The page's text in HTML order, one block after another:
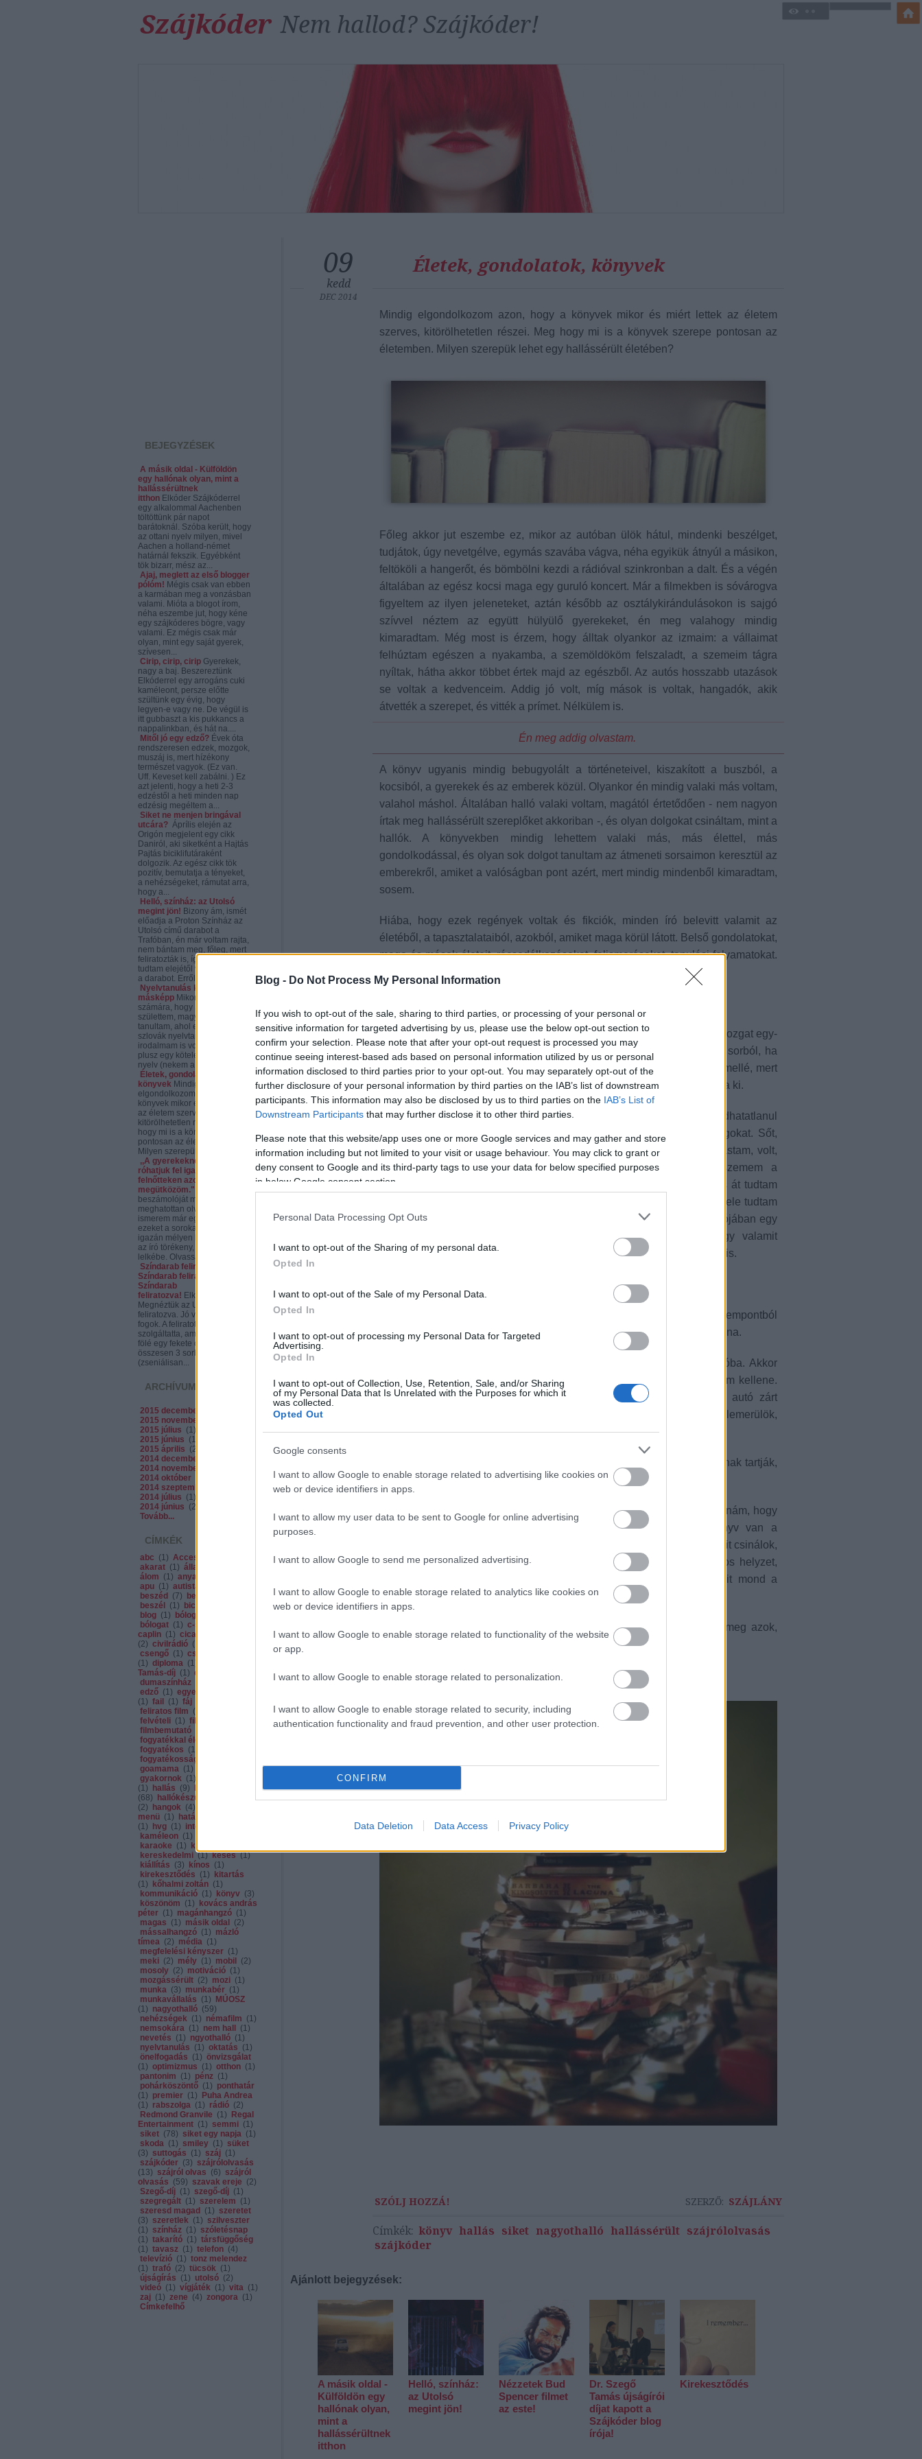
Blog - Do Not Process My Personal Information
If you wish to opt-out of the sale, sharing to third parties, or processing of your personal or
sensitive information for targeted advertising by us, please use the below opt-out section to
confirm your selection. Please note that after your opt-out request is processed you may
continue seeing interest-based ads based on personal information utilized by us or personal
information disclosed to third parties prior to your opt-out. You may separately opt-out of the
further disclosure of your personal information by third parties on the IAB’s list of downstream
participants. This information may also be disclosed by us to third parties on the IAB’s List of
Downstream Participants that may further disclose it to other third parties.
Please note that this website/app uses one or more Google services and may gather and store
information including but not limited to your visit or usage behaviour. You may click to grant or
deny consent to Google and its third-party tags to use your data for below specified purposes
in below Google consent section.
Personal Data Processing Opt Outs
I want to opt-out of the Sharing of my personal data.
Opted In
I want to opt-out of the Sale of my Personal Data.
Opted In
I want to opt-out of processing my Personal Data for Targeted
Advertising.
Opted In
I want to opt-out of Collection, Use, Retention, Sale, and/or Sharing
of my Personal Data that Is Unrelated with the Purposes for which it
was collected.
Opted Out
Google consents
I want to allow Google to enable storage related to advertising like cookies on
web or device identifiers in apps.
I want to allow my user data to be sent to Google for online advertising
purposes.
I want to allow Google to send me personalized advertising.
I want to allow Google to enable storage related to analytics like cookies on
web or device identifiers in apps.
I want to allow Google to enable storage related to functionality of the website
or app.
I want to allow Google to enable storage related to personalization.
I want to allow Google to enable storage related to security, including
authentication functionality and fraud prevention, and other user protection.
CONFIRM
Data Deletion Data Access Privacy Policy
Szájkóder Nem hallod? Szájkóder!
BEJEGYZÉSEK
A másik oldal - Külföldön
egy hallónak olyan, mint a
hallássérültnek
itthon Elkóder Szájkóderrel
egy alkalommal Aachenben
töltöttünk pár napot
barátoknál. Szóba került, hogy
az ottani nyelv milyen, mivel
Aachen a holland-német
határnál fekszik. Egyébként
tök bizarr, mész az...
Ajaj, meglett az első blogger
pólóm! Mégis csak van ebben
a karmában meg a vonzásban
valami. Mióta a blogot írom,
néha eszembe jut, hogy kéne
egy szájkóderes bögre, vagy
valami. Ez mégis csak már
olyan, mint egy saját gyerek,
szívesen...
Cirip, cirip, cirip Gyerekek,
nagy a baj. Beszereztünk
Elkóderrel egy arrogáns cuki
kaméleont, persze előtte
szültünk egy évig, hogy
legyen-e vagy ne. De végül is
itt gubbaszt a kis pukkancs a
nappalinkban, és hát na....
Mitől jó egy edző? Évek óta
rendszeresen edzek, mozgok,
muszáj is, mert hízékony
természet vagyok. (Ez van.
Uff. Keveset kell zabálni. ) Ez
azt jelenti, hogy a heti 2-3
edzéstől a heti minden nap
edzésig megéltem a...
Siket ne menjen bringával
utcára? Áprílis elején az
Origón megjelent egy cikk
Daniról, aki siketként a Hajtás
Pajtás biciklifutáraként
dolgozik. Az egész cikk tök
pozitív, bemutatja a tényeket,
a nehézségeket, rámutat arra,
hogy a...
Helló, színház: az Utolsó
megint jön! Bizony ám, ismét
előadja a Proton Színház az
Utolsó című darabot a
Trafóban, én már voltam rajta,
nem bántam meg, főleg, mert
feliratozták is, így végre
tudtam elejétől végéig követni
a darabot. Erről...
Nyelvtanulás kicsit
másképp Mikor kiderül mások
számára, hogy Szlovákiában
születtem, magyar iskolában
tanultam, ahol emellett
szlovák nyelvtanom és
irodalmam is volt napi szinten,
plusz egy kötelező idegen
nyelv (nekem a...
Életek, gondolatok,
könyvek Mindig
elgondolkozom azon, hogy a
könyvek mikor és miért lettek
az életem szerves,
kitörölhetetlen részei. Meg
hogy mi is a könyvek szerepe
pontosan az életemben.
Milyen szerepük lehet egy...
,,A gyerekeknek ezt nem is
róhatjuk fel igazán, a
felnőtteken azonban néha
megütközöm."
beszámolóját még én is
meghatottan olvastam, pedig
ismerem már egy ideje. De
ezeket a sorokat olvasva
igazán mélyen bele lehet látni
az író törékeny, ám mégis erős
lelkébe. Olvassátok,...
Színdarab feliratozva.
Színdarab feliratozva?
Színdarab
feliratozva! Elkóder:
Megnéztük az Utolsót,
feliratozva. Jó volt. Spoilerezni
fogok. A feliratot egy projektor
szolgáltatta, ami a színpad
fölé egy fekete csíkra vetített,
összesen 3 sorban
(zseniálisan...
ARCHÍVUM
2015 december
2015 november
2015 július (1)
2015 június (1
2015 április (2
2014 december
2014 november
2014 október
2014 szeptember
2014 július (1)
2014 június (2
Tovább...
CÍMKÉK
abc (1) Acces Glasses
akarat (1) államvizsga
álom (1) anya
apu (1) autista
beszéd
(7) beszédhiba
beszél
(1) bicikli
blog (1) bólogass
bólogat (1) c-sz
caplin (1) cica
(2) civilrádió (
csengő (1) csoda
(1) diploma (1)
Tamás-díj (1) dráma
dumaszínház
edző (1) egyedül
(1) fail (1) fáj
feliratos film (
felvételi (1) film
filmbemutató
fogyatékkal élő
fogyatékos (1
fogyatékosság
goamama (1)
gyakornok (1)
(1) hallás (9)
(68) hallókészülék
(2) hangok (4)
menü (1) határok
(1) hvg (1) integrált
kaméleon (1)
karaoke (1) kávé
kereskedelmi (1) késés (1)
kiállítás (3) kínos (1)
kirekesztődés (1)
kitartás
(1) kőhalmi zoltán (1)
kommunikáció (1) könyv (3)
köszönöm (1)
kovács andrás
péter (1) magánhangzó (1)
magas (1) másik oldal (2)
mássalhangzó (1) mázló
tímea (2) média (1)
megfelelési kényszer (1)
meki (2) mély (1) mobil (2)
mosoly (2) motiváció (1)
mozgássérült (2) mozi (1)
munka (3) munkabér (1)
munkavállalás (1)
MÚOSZ
(1) nagyothalló (59)
nehézségek (1) némafilm (1)
nemsokára (1) nem hall (1)
nevetés (1) ngyothalló (1)
nyelvtanulás (1) oktatás (1)
önelfogadás (1) önvizsgálat
(1) optimizmus (1) otthon (1)
pantonim (1) pénz (1)
pohárköszöntő (1) ponthatár
(1) premier (1)
Puha Andrea
(1) rabszolga (1) rádió (2)
Redmond Granvile (1)
Regal
Entertainment (1) semmi (1)
siket (78) siket egy napja (1)
skoda (1) smiley (1) süket
(3) suttogás (1) száj (1)
szájkóder (3) szájrólolvasás
(13) szájról olvas (6) szájról
olvasás (59) szavak ereje (2)
Szegő-díj (1) szegő-díj (1)
szegregált (1) szerelem (1)
szeresd magad
(1) szeretet
(3) szeretlek (1) szilveszter
(1) színház (1) szóletésnap
(1) takarító (1) társfüggőség
(1) tavasz (1) telefon (4)
televízió (1) tonz melendez
(1) trafó (2) tücsök (1)
újságírás (1) utolsó (2)
videó (1) vígjáték (1) vita (1)
zaj (1) zene (4) zongora (1)
Címkefelhő
Életek, gondolatok, könyvek
09
kedd
DEC 2014
Mindig elgondolkozom azon, hogy a könyvek mikor és miért lettek az életem
szerves, kitörölhetetlen részei. Meg hogy mi is a könyvek szerepe pontosan az
életemben. Milyen szerepük lehet egy hallássérült életében?
Főleg akkor jut eszembe ez, mikor az autóban ülök hátul, mindenki beszélget,
tudjátok, úgy nevetgélve, egymás szavába vágva, néha egyikük átnyúl a másikon,
feltököli a hangerőt, és bömbölni kezdi a rádióval szinkronban a dalt. És a végén
általában az egész kocsi maga egy guruló koncert. Már a filmekben is sóvárogva
figyeltem az ilyen jeleneteket, aztán később az osztálykirándulásokon is sajgó
szívvel néztem az együtt hülyülő gyerekeket, én meg valahogy mindig
kimaradtam. Még most is érzem, hogy álltak olyankor az izmaim: a vállaimat
felhúztam egészen a nyakamba, a szemöldököm felszaladt, a szemeim tágra
nyíltak, hátha akkor többet értek majd az egészből. Az autós hosszabb utazások
se voltak a kedvenceim. Addig jó volt, míg mások is voltak, hangadók, akik
átvették a szerepet, és vitték a prímet. Nélkülem is.
Én meg addig olvastam.
A könyv ugyanis mindig bebugyolált a történeteivel, kiszakított a buszból, a
kocsiból, a gyerekek és az emberek közül. Olyankor én mindig valaki más voltam,
valahol máshol. Általában halló valaki voltam, magától értetődően - nem nagyon
írtak meg hallássérült szereplőket akkoriban -, és olyan dolgokat csináltam, mint a
hallók. A könyvekben mindig lehettem valaki más, más élettel, más
gondolkodással, és olyan sok dolgot tanultam az átmeneti sorsaimon keresztül az
emberekről, amiket a valóságban pont azért, mert mindig mindenből kimaradtam,
sosem.
Hiába, hogy ezek regények voltak és fikciók, minden író belevitt valamit az
életéből, a tapasztalataiból, azokból, amiket maga körül látott. Belső gondolatokat,
maga és mások életeit, rácsodálkozásokat, felismeréseket, tanulási folyamatokat.
Meg megértő, pacifista, és ezért volt az, hogy mindig megértettem, mi mozgat egy-
egy embert, még akkor is, ha nem épp a normákat követi, ha kilóg a sorból, ha
valami olyat tesz, amiért mindenki utálja. Sose álltam csak egy valaki mellé, mert
nagyjából értettem a másik fél indítékait is, még akkor is, ha nem mondta ki.
A regények alakjainak sorsai az életben is illettek valakire. És elmondhatatlanul
imádtam a könyveket azért, mert pótolták az életemből kimaradó dolgokat. Sőt,
talán még többet is adtak. Voltak olyan könyvek, amelyeket sírva olvastam, volt,
ami után melankolikusan tébláboltam, mások után csillogott a szemem a
nevetéstől, és átjárt a derű. Bele tudtam bújni a szereplők bőrébe, és át tudtam
érezni azt, amit ők. És pont ezért a körülöttem élő emberek bőrébe is bele tudtam
bújni, és legalább a könyvekből át tudtam élni, hogy mi is zajlik le valójában egy
osztálykirándulós buszozás során. Így nem éreztem annyira, hogy valamit
kihagytam az életemből. Kipróbálhattam sokféle más érzést és élményt is.
Azt hiszem gazdagságot adtak a könyvek. Legalábbis bizonyos szempontból
gazdagnak éreztem magam, mintha valamiből nagyon sokat kaptam volna.
És még mindig furcsa nekem az, ha új emberekkel kerülök egy autóba. Akkor
elkezd bennem motoszkálni az az érzés, hogy nekem most beszélnem kellene.
És olyankor csend van, meg hirtelen úgy érzem feszültség nő az autó zárt
terében, és én fulladok, aztán fogok egy könyvet és olvasni kezdek. Belemerülök,
falom a sorokat, életeket húzok magamra, érzéseket, tulajdonságokat.
Van, akiknek ez furcsa, mások már ismernek, megint mások bunkóságnak tartják,
vagy azt hiszik különcködöm, magamnak való vagyok.
Pedig az az igazság, hogy a könyv véd is. Mintha mikor olvasnék, tudnám, hogy
mentségem van a beszélgetés alól. Mintha az a tény, hogy könyv van a
kezemben, felszólítaná a környezetemet arra, hogy most valami olyasmit csinálok,
amit nem illik megzavarni. És nem szólnak hozzám. Nincs több kínos helyzet,
elpazarolt energiák a koncentrálásra és beszédmegértésre, hogy mit mond a
másik elöl, miért nevetnek, meg úgy csinálni, mintha mindent értenék.
Majdnem olyan, mintha egy másik csapattal ülnék a kocsiban. Én, meg azok,
Nem vagyok egyedül.
SZÓLJ HOZZÁ! SZERZŐ: SZÁJLÁNY
Címkék: könyv hallás siket nagyothalló hallássérült szájrólolvasás
szájkóder
Ajánlott bejegyzések:
A másik oldal -
Külföldön egy
hallónak olyan,
mint a
hallássérültnek
itthon
Helló, színház:
az Utolsó
megint jön!
Nézzetek Bud
Spencer filmet
az este!
Dr. Szegő
Tamás újságírói
díjat kapott a
Szájkóder blog
írója!
Kirekesztődés